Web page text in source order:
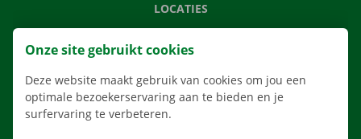
LOCATIES
APP
VERHUISOPLOSSINGEN
Onze site gebruikt cookies
Deze website maakt gebruik van cookies om jou een
optimale bezoekerservaring aan te bieden en je
surfervaring te verbeteren.